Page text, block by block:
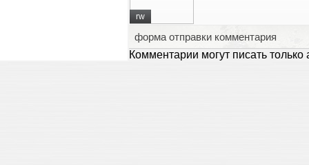
rw
форма отправки комментария
Комментарии могут писать